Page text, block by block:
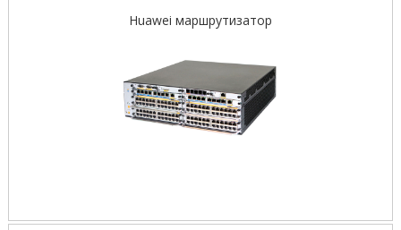
Huawei маршрутизатор